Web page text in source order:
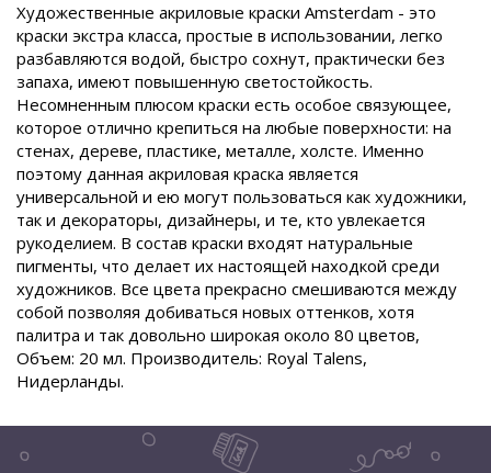
Художественные акриловые краски Amsterdam - это
краски экстра класса, простые в использовании, легко
разбавляются водой, быстро сохнут, практически без
запаха, имеют повышенную светостойкость.
Несомненным плюсом краски есть особое связующее,
которое отлично крепиться на любые поверхности: на
стенах, дереве, пластике, металле, холсте. Именно
поэтому данная акриловая краска является
универсальной и ею могут пользоваться как художники,
так и декораторы, дизайнеры, и те, кто увлекается
рукоделием. В состав краски входят натуральные
пигменты, что делает их настоящей находкой среди
художников. Все цвета прекрасно смешиваются между
собой позволяя добиваться новых оттенков, хотя
палитра и так довольно широкая около 80 цветов,
Объем: 20 мл. Производитель: Royal Talens,
Нидерланды.